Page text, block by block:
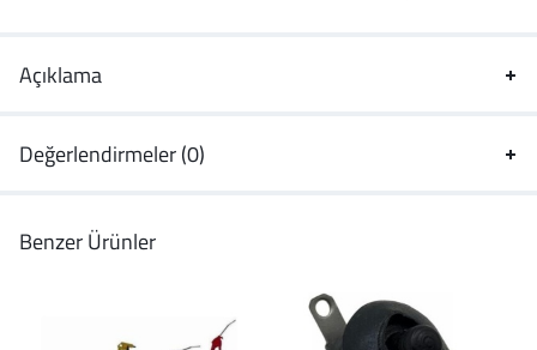
Açıklama
Değerlendirmeler (0)
Benzer Ürünler